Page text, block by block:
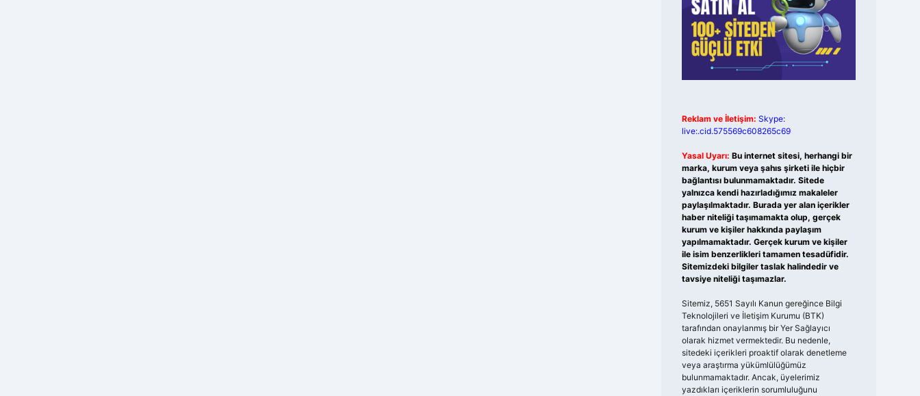
Reklam ve İletişim: Skype:
live:.cid.575569c608265c69
Yasal Uyarı: Bu internet sitesi, herhangi bir
marka, kurum veya şahıs şirketi ile hiçbir
bağlantısı bulunmamaktadır. Sitede
yalnızca kendi hazırladığımız makaleler
paylaşılmaktadır. Burada yer alan içerikler
haber niteliği taşımamakta olup, gerçek
kurum ve kişiler hakkında paylaşım
yapılmamaktadır. Gerçek kurum ve kişiler
ile isim benzerlikleri tamamen tesadüfidir.
Sitemizdeki bilgiler taslak halindedir ve
tavsiye niteliği taşımazlar.
Sitemiz, 5651 Sayılı Kanun gereğince Bilgi
Teknolojileri ve İletişim Kurumu (BTK)
tarafından onaylanmış bir Yer Sağlayıcı
olarak hizmet vermektedir. Bu nedenle,
sitedeki içerikleri proaktif olarak denetleme
veya araştırma yükümlülüğümüz
bulunmamaktadır. Ancak, üyelerimiz
yazdıkları içeriklerin sorumluluğunu